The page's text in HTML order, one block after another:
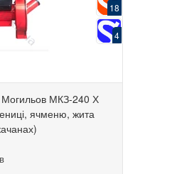
18
4
МКЗ-240 Х
ячменю, жита